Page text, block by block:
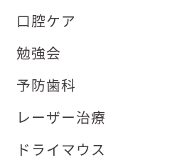
口腔ケア
勉強会
予防歯科
レーザー治療
ドライマウス